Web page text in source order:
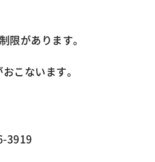
があります。
こないます。
3919